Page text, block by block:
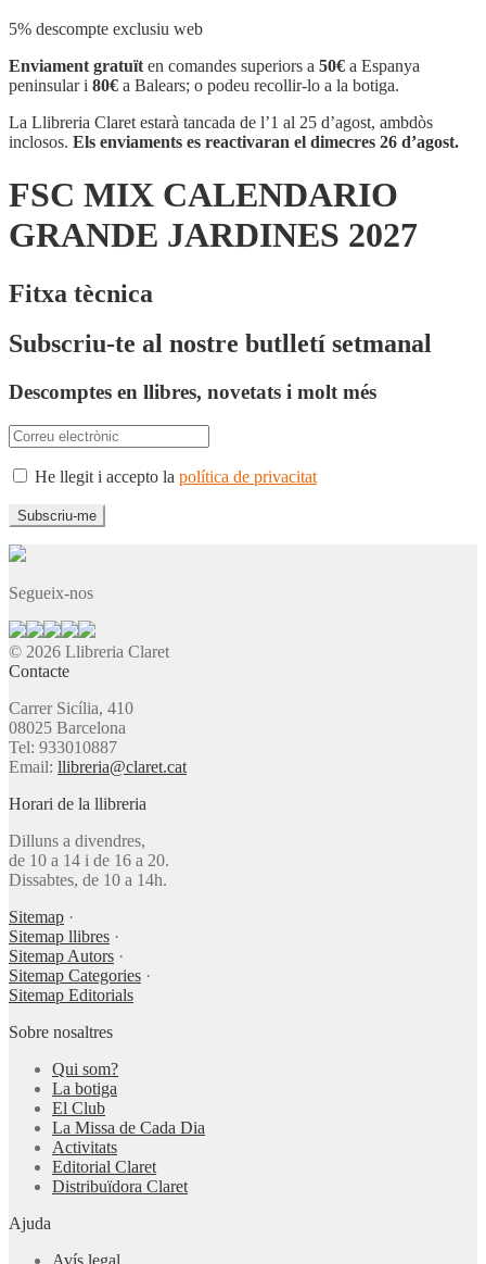
5% descompte exclusiu web
Enviament gratuït en comandes superiors a 50€ a Espanya
peninsular i 80€ a Balears; o podeu recollir-lo a la botiga.
La Llibreria Claret estarà tancada de l’1 al 25 d’agost, ambdòs
inclosos. Els enviaments es reactivaran el dimecres 26 d’agost.
FSC MIX CALENDARIO
GRANDE JARDINES 2027
Fitxa tècnica
Subscriu-te al nostre butlletí setmanal
Descomptes en llibres, novetats i molt més
He llegit i accepto la política de privacitat
Segueix-nos
© 2026 Llibreria Claret
Contacte
Carrer Sicília, 410
08025 Barcelona
Tel: 933010887
Email: llibreria@claret.cat
Horari de la llibreria
Dilluns a divendres,
de 10 a 14 i de 16 a 20.
Dissabtes, de 10 a 14h.
Sitemap ·
Sitemap llibres ·
Sitemap Autors ·
Sitemap Categories ·
Sitemap Editorials
Sobre nosaltres
Qui som?
La botiga
El Club
La Missa de Cada Dia
Activitats
Editorial Claret
Distribuïdora Claret
Ajuda
Avís legal